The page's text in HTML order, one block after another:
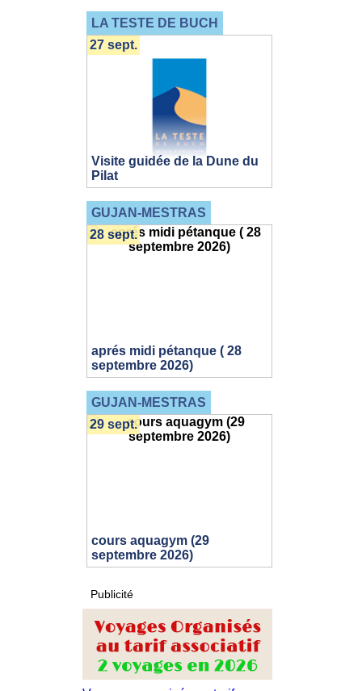
LA TESTE DE BUCH
Visite guidée de la Dune du
Pilat
27 sept.
GUJAN-MESTRAS
aprés midi pétanque ( 28
septembre 2026)
28 sept.
GUJAN-MESTRAS
cours aquagym (29
septembre 2026)
29 sept.
Publicité